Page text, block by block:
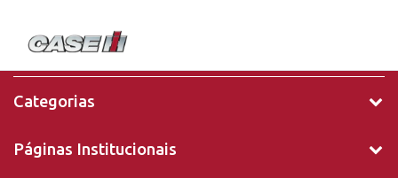
Categorias
Páginas Institucionais